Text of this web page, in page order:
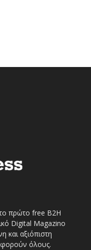
το πρώτο free Β2Η
Digital Magazino
και αξιόπιστη
όλους.